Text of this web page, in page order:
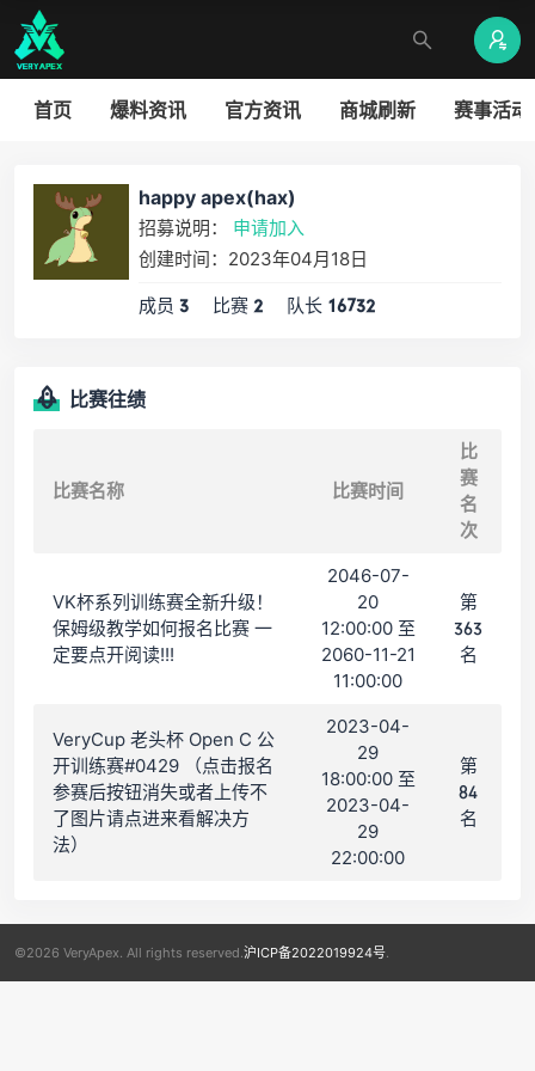
首页 爆料资讯 官方资讯 商城刷新 赛事活动
happy apex(hax)
招募说明： 申请加入
创建时间：2023年04月18日
成员 3 比赛 2 队长 16732
比赛往绩
比赛名称 比赛时间
比
赛
名
次
VK杯系列训练赛全新升级！
保姆级教学如何报名比赛 一
定要点开阅读!!!
2046-07-
20
12:00:00 至
2060-11-21
11:00:00
第
363
名
VeryCup 老头杯 Open C 公
开训练赛#0429 （点击报名
参赛后按钮消失或者上传不
了图片请点进来看解决方
法）
2023-04-
29
18:00:00 至
2023-04-
29
22:00:00
第
84
名
©2026 VeryApex. All rights reserved. 沪ICP备2022019924号